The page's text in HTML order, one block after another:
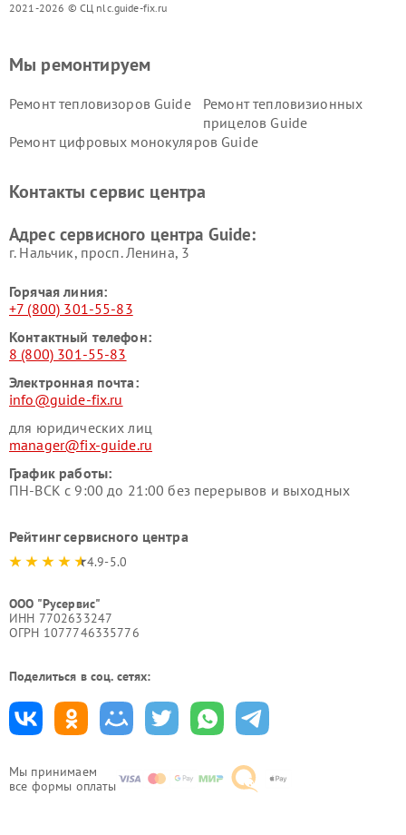
2021-2026 © СЦ nlc.guide-fix.ru
Мы принимаем
все формы оплаты
Мы ремонтируем
Ремонт тепловизоров Guide
Ремонт тепловизионных
прицелов Guide
Ремонт цифровых монокуляров Guide
Контакты сервис центра
Адрес сервисного центра Guide:
г. Нальчик, просп. Ленина, 3
Горячая линия:
+7 (800) 301-55-83
Контактный телефон:
8 (800) 301-55-83
Электронная почта:
info@guide-fix.ru
для юридических лиц
manager@fix-guide.ru
График работы:
ПН-ВСК с 9:00 до 21:00 без перерывов и выходных
Рейтинг сервисного центра
4.9-5.0
ООО "Русервис"
ИНН 7702633247
ОГРН 1077746335776
Поделиться в соц. сетях: